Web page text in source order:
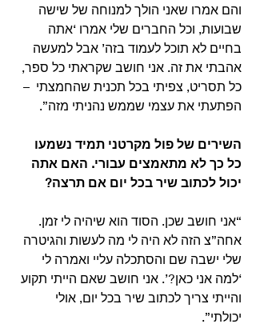
והם אמרו שאני הולך למנוחה של שישה
שבועות, וכל החברים שלי אמרו ‘אתה
בחיים לא תוכל לעמוד בזה’ אבל למעשה
אהבתי את זה. אני חושב שקראתי כל ספר,
כל תסריט, צפיתי בכל תכנית שהחמצתי  –
הפתעתי את עצמי שממש נהניתי מזה”.
השירים של פול מקרטני תמיד נשמעו
כל כך לא מתאמצים עבורי. האם אתה
יכול לכתוב שיר בכל יום אם תרצה?
“אני חושב שכן. הסוד הוא שיהיה לי זמן.
אחה”צ הזה לא היה לי מה לעשות והגיטרה
שלי ישבה שם והסתכלה עליי ואמרה לי
‘למה אני כאן?’. אני חושב שאם הייתי תקוע
והייתי צריך לכתוב שיר בכל יום, אולי
יכולתי”.